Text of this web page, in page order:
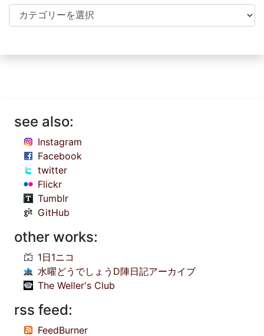
Categories
see also:
Instagram
Facebook
twitter
Flickr
Tumblr
GitHub
other works:
1日1ニコ
水曜どうでしょうD陣日記アーカイブ
The Weller's Club
rss feed:
FeedBurner